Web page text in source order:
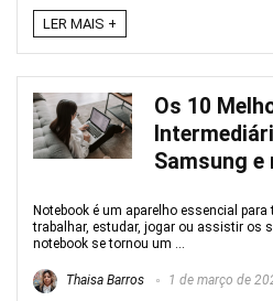
LER MAIS +
Os 10
Samsung e
Notebook é um aparelho essencial
trabalhar, estudar, jogar ou assistir os
notebook se tornou um ...
Thaisa Barros 1 de março de